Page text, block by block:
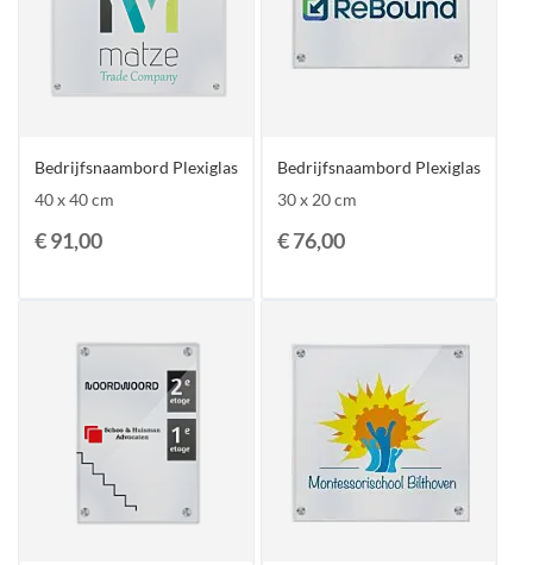
Bedrijfsnaambord Plexiglas
40 x 40 cm
€ 91,00
Bedrijfsnaambord Plexiglas
30 x 20 cm
€ 76,00